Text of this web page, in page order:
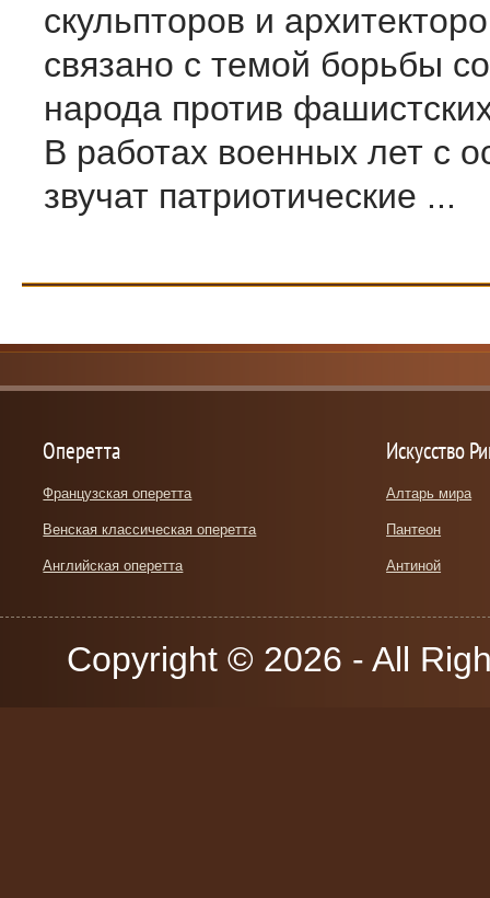
скульпторов и
связано с темой борьбы
народа против
В работах военных лет с
звучат патриотические ...
Оперетта
Французская оперетта
Венская классическая оперетта
Английская оперетта
Искусство
Алтарь мира
Пантеон
Антиной
Copyright © 2026 - All